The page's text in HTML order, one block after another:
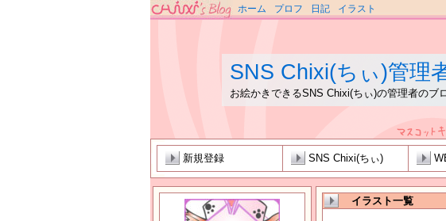
ホーム プロフ 日記 イラスト
SNS Chixi(ちぃ)管理
お絵かきできるSNS Chixi(ちぃ)の管理者のブ
新規登録 SNS Chixi(ちぃ)
イラスト一覧